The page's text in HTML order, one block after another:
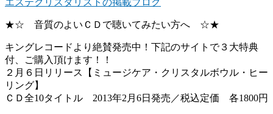
エステクリスタリストの掲載ブログ
★☆ 音質のよいＣＤで聴いてみたい方へ ☆★
キングレコードより絶賛発売中！下記のサイトで３大特典
付、ご購入頂けます！！
２月６日リリース【ミュージケア・クリスタルボウル・ヒー
リング】
ＣＤ全10タイトル 2013年2月6日発売／税込定価 各1800円